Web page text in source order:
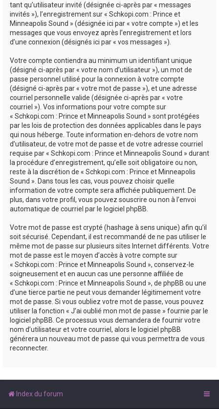
tant qu’utilisateur invité (désignée ci-après par « messages
invités »), l’enregistrement sur « Schkopi.com : Prince et
Minneapolis Sound » (désignée ici par « votre compte ») et les
messages que vous envoyez après l’enregistrement et lors
d’une connexion (désignés ici par « vos messages »).
Votre compte contiendra au minimum un identifiant unique
(désigné ci-après par « votre nom d’utilisateur »), un mot de
passe personnel utilisé pour la connexion à votre compte
(désigné ci-après par « votre mot de passe »), et une adresse
courriel personnelle valide (désignée ci-après par « votre
courriel »). Vos informations pour votre compte sur
« Schkopi.com : Prince et Minneapolis Sound » sont protégées
par les lois de protection des données applicables dans le pays
qui nous héberge. Toute information en-dehors de votre nom
d’utilisateur, de votre mot de passe et de votre adresse courriel
requise par « Schkopi.com : Prince et Minneapolis Sound » durant
la procédure d’enregistrement, qu’elle soit obligatoire ou non,
reste à la discrétion de « Schkopi.com : Prince et Minneapolis
Sound ». Dans tous les cas, vous pouvez choisir quelle
information de votre compte sera affichée publiquement. De
plus, dans votre profil, vous pouvez souscrire ou non à l’envoi
automatique de courriel par le logiciel phpBB.
Votre mot de passe est crypté (hashage à sens unique) afin qu’il
soit sécurisé. Cependant, il est recommandé de ne pas utiliser le
même mot de passe sur plusieurs sites Internet différents. Votre
mot de passe est le moyen d’accès à votre compte sur
« Schkopi.com : Prince et Minneapolis Sound », conservez-le
soigneusement et en aucun cas une personne affiliée de
« Schkopi.com : Prince et Minneapolis Sound », de phpBB ou une
d’une tierce partie ne peut vous demander légitimement votre
mot de passe. Si vous oubliez votre mot de passe, vous pouvez
utiliser la fonction « J’ai oublié mon mot de passe » fournie par le
logiciel phpBB. Ce processus vous demandera de fournir votre
nom d’utilisateur et votre courriel, alors le logiciel phpBB
générera un nouveau mot de passe qui vous permettra de vous
reconnecter.
Index du forum